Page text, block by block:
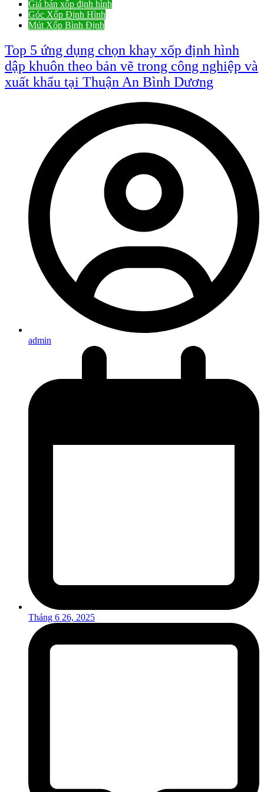
Giá bán xốp định hình
Góc Xốp Định Hình
Mút Xốp Bình Định
Top 5 ứng dụng chọn khay xốp định hình
dập khuôn theo bản vẽ trong công nghiệp và
xuất khẩu tại Thuận An Bình Dương
admin
Tháng 6 26, 2025